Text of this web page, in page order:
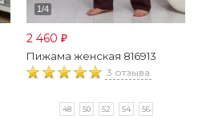
2 460 ₽
Пижама женская 816913
3 отзыва
48 50 52 54 56